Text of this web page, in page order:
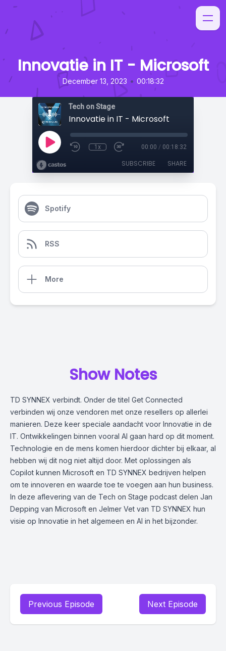
Innovatie in IT - Microsoft
December 13, 2023 • 00:18:32
Tech on Stage
Innovatie in IT - Microsoft
1x 00:00 / 00:18:32
SUBSCRIBE SHARE
Spotify
RSS
More
Show Notes
TD SYNNEX verbindt. Onder de titel Get Connected
verbinden wij onze vendoren met onze resellers op allerlei
manieren. Deze keer speciale aandacht voor Innovatie in de
IT. Ontwikkelingen binnen vooral AI gaan hard op dit moment.
Technologie en de mens komen hierdoor dichter bij elkaar, al
hebben wij dit nog niet altijd door. Met oplossingen als
Copilot kunnen Microsoft en TD SYNNEX bedrijven helpen
om te innoveren en waarde toe te voegen aan hun business.
In deze aflevering van de Tech on Stage podcast delen Jan
Depping van Microsoft en Jelmer Vet van TD SYNNEX hun
visie op Innovatie in het algemeen en AI in het bijzonder.
Previous Episode Next Episode